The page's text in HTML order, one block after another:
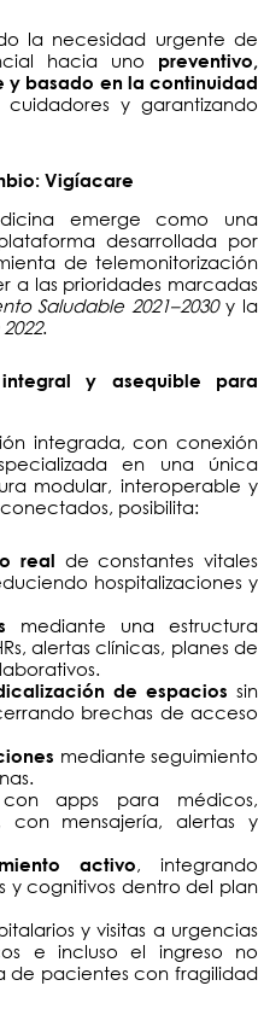
la necesidad urgente de
hacia uno
preventivo,
basado en la continuidad
y garantizando
Vigíacare
emerge como una
desarrollada por
de telemonitorización
a las prioridades marcadas
Saludable 2021–2030y la
.
y asequible para
integrada, con conexión
en una única
modular, interoperable y
posibilita:
real de constantes vitales
hospitalizaciones y
mediante una estructura
alertas clínicas, planes de
de espacios sin
brechas de acceso
mediante seguimiento
apps para médicos,
con mensajería, alertas y
activo, integrando
y cognitivos dentro del plan
y visitas a urgencias
e incluso el ingreso no
de pacientes con fragilidad